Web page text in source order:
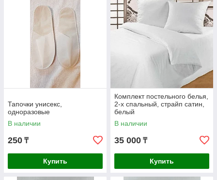
Тапочки унисекс,
одноразовые
В наличии
250 ₸
Купить
Комплект постельного белья,
2-х спальный, страйп сатин,
белый
В наличии
35 000 ₸
Купить